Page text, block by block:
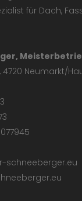
für Dach,
Neumarkt/
schneeberger.eu